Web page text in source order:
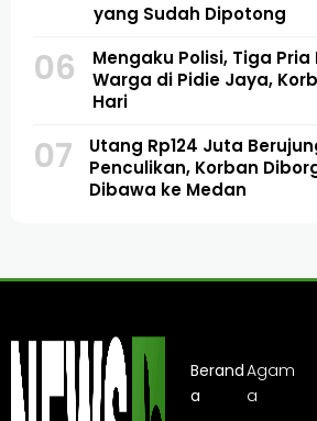
yang Sudah Dipotong
06
Mengaku Polisi, Tiga
Warga di Pidie Jaya,
Hari
07
Utang Rp124 Juta
Penculikan, Korban
Dibawa ke Medan
Berand
a
Agam
a